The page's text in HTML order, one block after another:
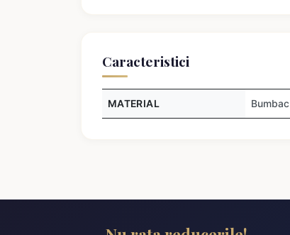
Caracteristici
MATERIAL